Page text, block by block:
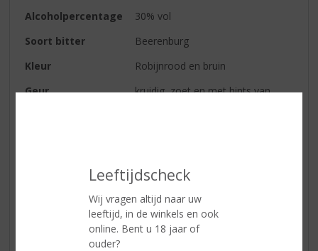
Leeftijdscheck
Wij vragen altijd naar uw
leeftijd, in de winkels en ook
online. Bent u 18 jaar of
ouder?
Alcoholpercentage
30% vol
Soort bitter
Beerenburg
Kleur
Robijnrood en bruin
Geur
kruidig, zoet en met hints van
Reviews
Schrijf een review